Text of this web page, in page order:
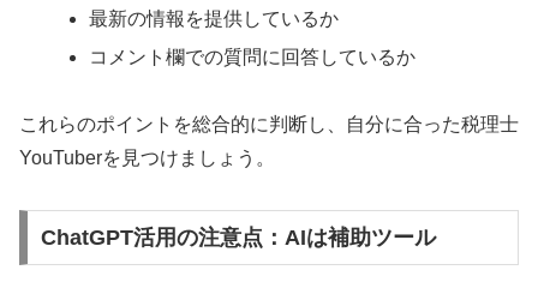
最新の情報を提供しているか
コメント欄での質問に回答しているか
これらのポイントを総合的に判断し、自分に合った税理士
YouTuberを見つけましょう。
ChatGPT活用の注意点：AIは補助ツール